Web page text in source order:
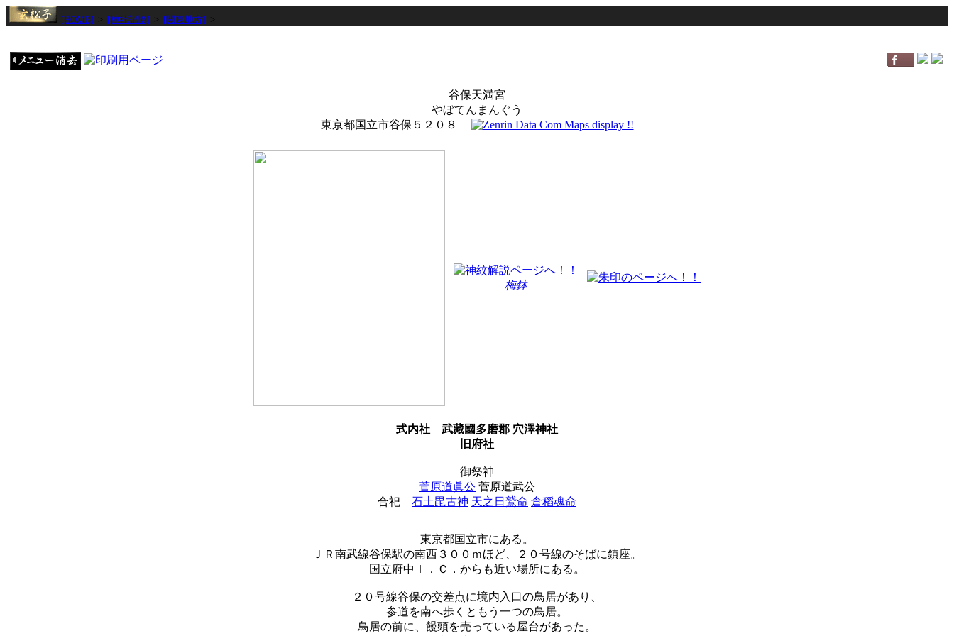
[HOME] [神社記憶] [関東地方]
谷保天満宮
やぼてんまんぐう
東京都国立市谷保５２０８
梅鉢
式内社
武藏國多磨郡 穴澤神社
旧府社
御祭神
菅原道眞公 菅原道武公
合祀 石土毘古神 天之日鷲命 倉稻魂命
東京都国立市にある。
ＪＲ南武線谷保駅の南西３００ｍほど、２０号線のそばに鎮座。
国立府中Ｉ．Ｃ．からも近い場所にある。
２０号線谷保の交差点に境内入口の鳥居があり、
参道を南へ歩くともう一つの鳥居。
鳥居の前に、饅頭を売っている屋台があった。